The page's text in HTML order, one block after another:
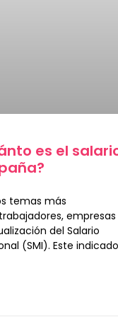
es el
temas más
empresas
del Salario
(SMI). Este